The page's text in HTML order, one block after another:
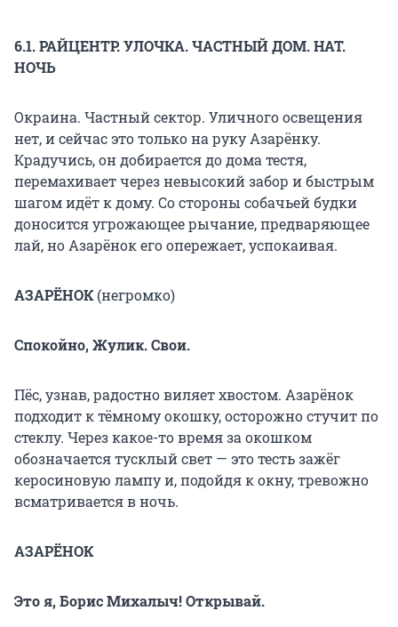
6.1. РАЙЦЕНТР. УЛОЧКА. ЧАСТНЫЙ ДОМ. НАТ.
НОЧЬ
Окраина. Частный сектор. Уличного освещения
нет, и сейчас это только на руку Азарёнку.
Крадучись, он добирается до дома тестя,
перемахивает через невысокий забор и быстрым
шагом идёт к дому. Со стороны собачьей будки
доносится угрожающее рычание, предваряющее
лай, но Азарёнок его опережает, успокаивая.
АЗАРЁНОК (негромко)
Спокойно, Жулик. Свои.
Пёс, узнав, радостно виляет хвостом. Азарёнок
подходит к тёмному окошку, осторожно стучит по
стеклу. Через какое-то время за окошком
обозначается тусклый свет — это тесть зажёг
керосиновую лампу и, подойдя к окну, тревожно
всматривается в ночь.
АЗАРЁНОК
Это я, Борис Михалыч! Открывай.